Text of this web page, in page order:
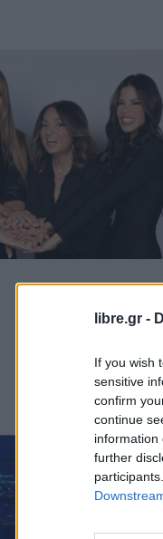
libre.gr -
If you wish
sensitive
confirm
continue
information
further